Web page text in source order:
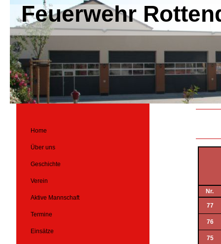
Feuerwehr
Nr.
77
76
75
Home
Über uns
Geschichte
Verein
Aktive Mannschaft
Termine
Einsätze